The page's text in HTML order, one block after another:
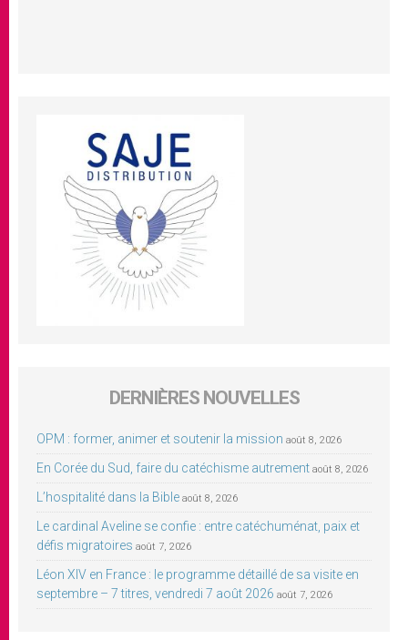
DERNIÈRES NOUVELLES
OPM : former, animer et soutenir la mission août 8, 2026
En Corée du Sud, faire du catéchisme autrement août 8, 2026
L’hospitalité dans la Bible août 8, 2026
Le cardinal Aveline se confie : entre catéchuménat, paix et
défis migratoires août 7, 2026
Léon XIV en France : le programme détaillé de sa visite en
septembre – 7 titres, vendredi 7 août 2026 août 7, 2026